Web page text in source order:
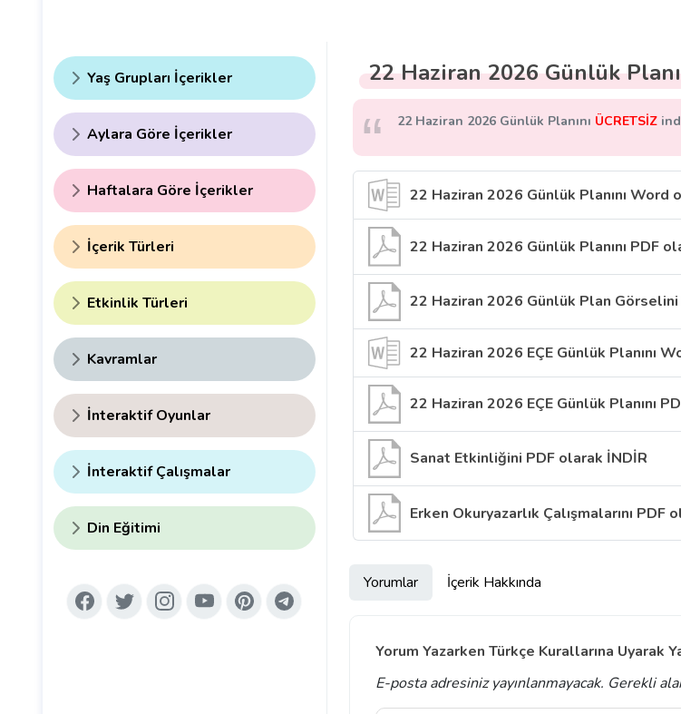
Yaş Grupları İçerikler
Aylara Göre İçerikler
Haftalara Göre İçerikler
İçerik Türleri
Etkinlik Türleri
Kavramlar
İnteraktif Oyunlar
İnteraktif Çalışmalar
Din Eğitimi
22 Haziran 2026 Günlük
22 Haziran 2026 Günlük Planını ÜCRETSİZ
22 Haziran 2026 Günlük Planını Word
22 Haziran 2026 Günlük Planını PDF
22 Haziran 2026 Günlük Plan
22 Haziran 2026 EÇE Günlük Planını
22 Haziran 2026 EÇE Günlük Planını
Sanat Etkinliğini PDF olarak İNDİR
Erken Okuryazarlık Çalışmalarını PDF
Yorumlar İçerik Hakkında
Yorum Yazarken Türkçe Kurallarına Uyarak
E-posta adresiniz yayınlanmayacak. Gerekli